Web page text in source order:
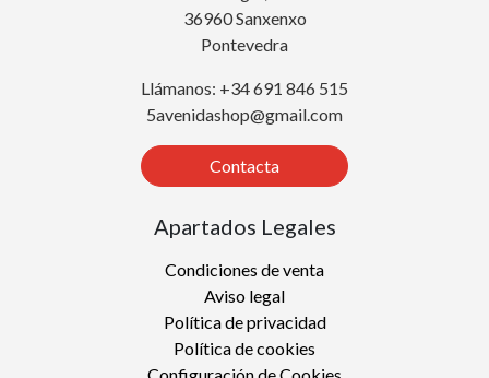
36960 Sanxenxo
Pontevedra
Llámanos: +34 691 846 515
5avenidashop@gmail.com
Contacta
Apartados Legales
Condiciones de venta
Aviso legal
Política de privacidad
Política de cookies
Configuración de Cookies